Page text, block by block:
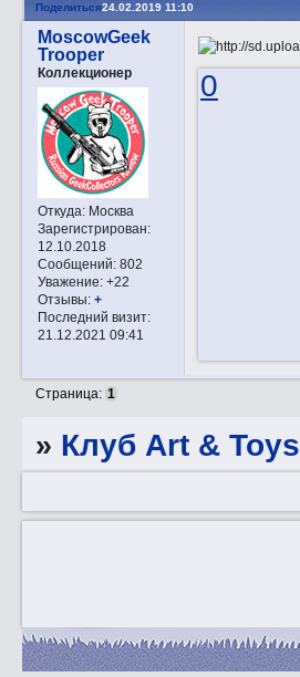
Поделиться24.02.2019 11:10
MoscowGeek
Trooper
Коллекционер
Откуда:Москва
Зарегистрирован:
12.10.2018
Сообщений:802
Уважение: +22
Отзывы: +
Последний визит:
21.12.2021 09:41
0
Страница: 1
» Клуб Art & Toys